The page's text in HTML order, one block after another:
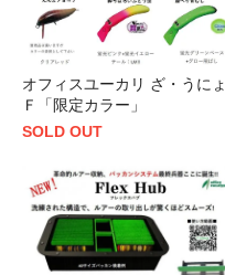
オフィスユーカリ ざ・うにょ
Ｆ「限定カラー」
SOLD OUT